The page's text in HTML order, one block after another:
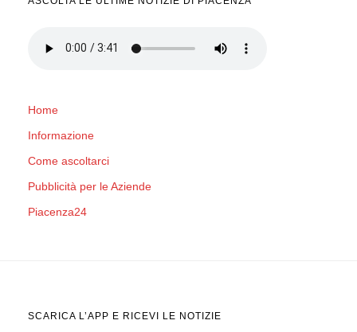
Home
Informazione
Come ascoltarci
Pubblicità per le Aziende
Piacenza24
SCARICA L’APP E RICEVI LE NOTIZIE